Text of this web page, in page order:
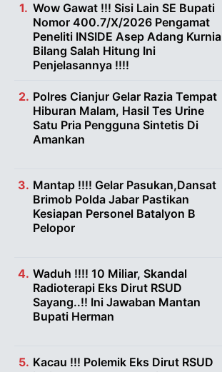
Wow Gawat !!! Sisi Lain SE Bupati
Nomor 400.7/X/2026 Pengamat
Peneliti INSIDE Asep Adang Kurnia
Bilang Salah Hitung Ini
Penjelasannya !!!!
Polres Cianjur Gelar Razia Tempat
Hiburan Malam, Hasil Tes Urine
Satu Pria Pengguna Sintetis Di
Amankan
Mantap !!!! Gelar Pasukan,Dansat
Brimob Polda Jabar Pastikan
Kesiapan Personel Batalyon B
Pelopor
Waduh !!!! 10 Miliar, Skandal
Radioterapi Eks Dirut RSUD
Sayang..!! Ini Jawaban Mantan
Bupati Herman
Kacau !!! Polemik Eks Dirut RSUD